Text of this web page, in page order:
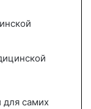
для самих